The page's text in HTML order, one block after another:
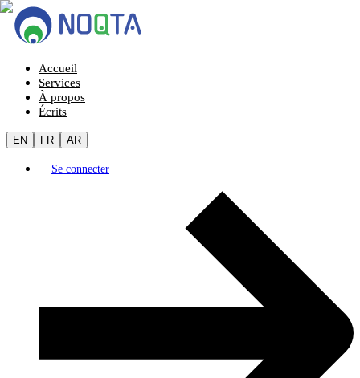
Accueil
Services
À propos
Écrits
EN FR AR
Se connecter